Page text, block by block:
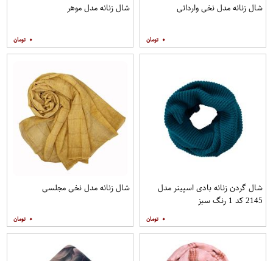
شال زنانه مدل نخی وارداتی
۰
شال زنانه مدل موهر
۰
شال گردن زنانه بادی اسپینر مدل
2145 کد 1 رنگ سبز
۰
شال زنانه مدل نخی مجلسی
۰